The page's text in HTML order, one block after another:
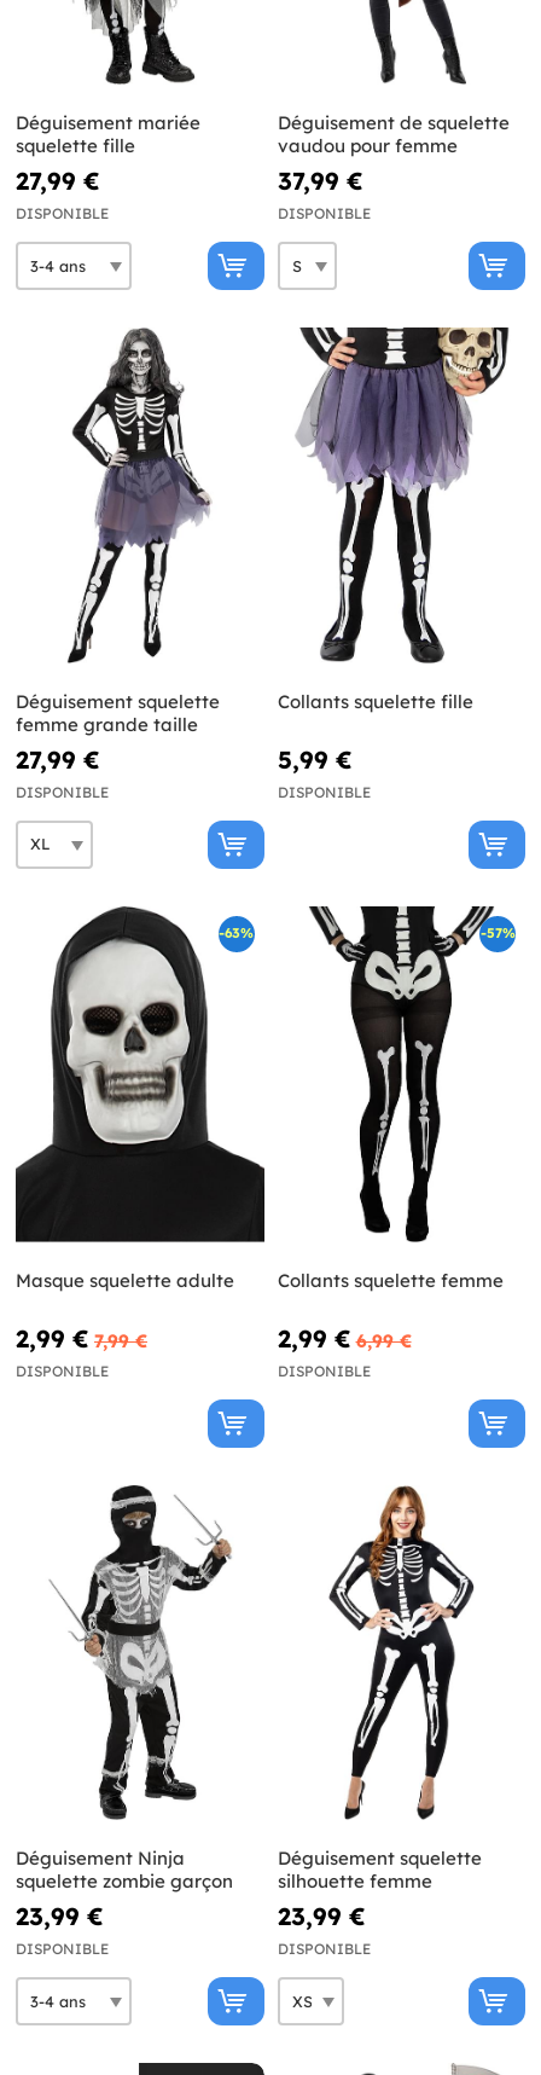
Déguisement mariée
squelette fille
27,99 €
DISPONIBLE
Déguisement de squelette
vaudou pour femme
37,99 €
DISPONIBLE
Déguisement squelette
femme grande taille
27,99 €
DISPONIBLE
Collants squelette fille
5,99 €
DISPONIBLE
-63%
Masque squelette adulte
2,99 € 7,99 €
DISPONIBLE
-57%
Collants squelette femme
2,99 € 6,99 €
DISPONIBLE
Déguisement Ninja
squelette zombie garçon
23,99 €
DISPONIBLE
Déguisement squelette
silhouette femme
23,99 €
DISPONIBLE